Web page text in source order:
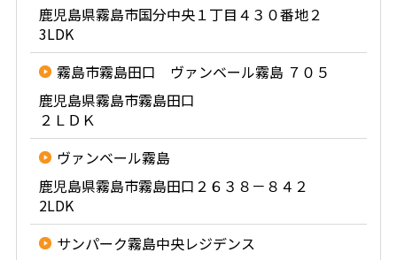
鹿児島県霧島市国分中央１丁目４３０番地２
3LDK
霧島市霧島田口 ヴァンベール霧島 ７０５
鹿児島県霧島市霧島田口
２ＬＤＫ
ヴァンベール霧島
鹿児島県霧島市霧島田口２６３８－８４２
2LDK
サンパーク霧島中央レジデンス